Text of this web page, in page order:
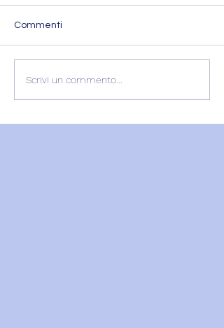
L'ESPERIENZA DI
Commenti
Scrivi un commento...